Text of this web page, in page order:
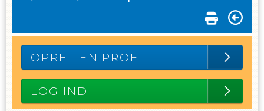
OPRET EN PROFIL
LOG IND